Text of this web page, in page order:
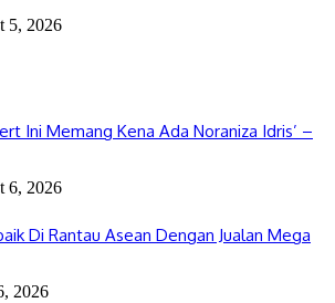
5, 2026
Ini Memang Kena Ada Noraniza Idris’ –
6, 2026
Di Rantau Asean Dengan Jualan Mega
2026